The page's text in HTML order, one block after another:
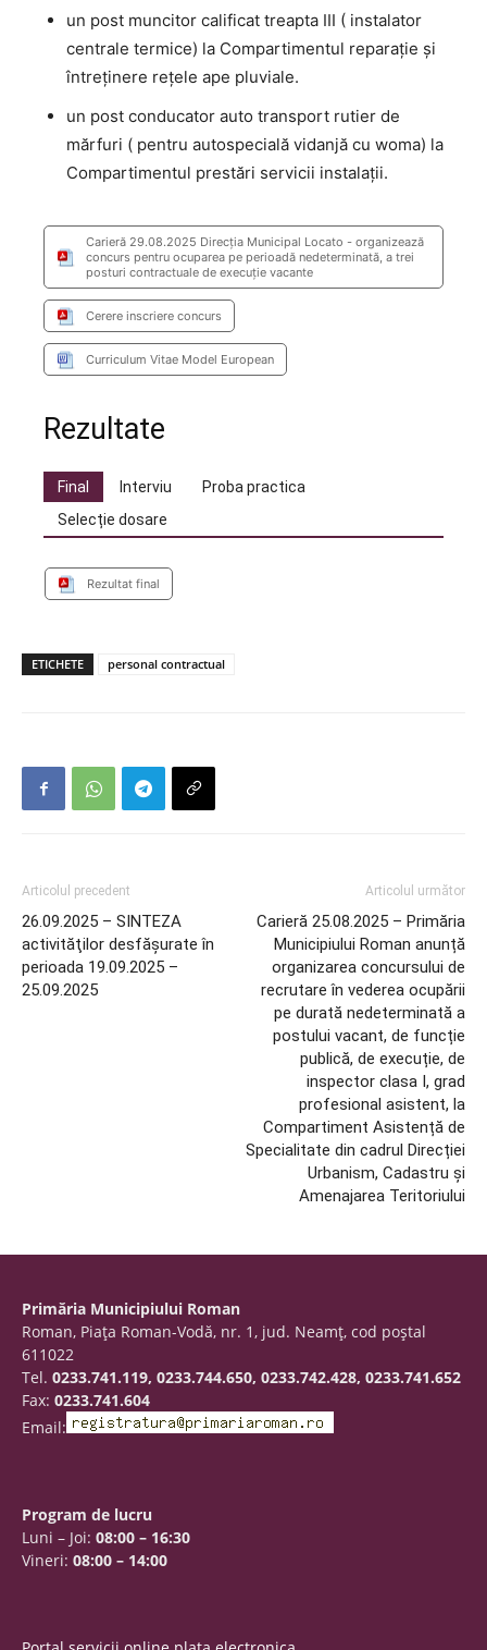
un post muncitor calificat treapta III ( instalator
centrale termice) la Compartimentul reparaţie şi
întreţinere reţele ape pluviale.
un post conducator auto transport rutier de
mărfuri ( pentru autospecială vidanjă cu woma) la
Compartimentul prestări servicii instalaţii.
Carieră 29.08.2025 Direcţia Municipal Locato - organizează
concurs pentru ocuparea pe perioadă nedeterminată, a trei
posturi contractuale de execuţie vacante
Cerere inscriere concurs
Curriculum Vitae Model European
Rezultate
Final Interviu
Proba practica
Selecție dosare
Rezultat final
ETICHETE personal contractual
Articolul precedent
26.09.2025 – SINTEZA
activităţilor desfăşurate în
perioada 19.09.2025 –
25.09.2025
Articolul următor
Carieră 25.08.2025 – Primăria
Municipiului Roman anunță
organizarea concursului de
recrutare în vederea ocupării
pe durată nedeterminată a
postului vacant, de funcție
publică, de execuție, de
inspector clasa I, grad
profesional asistent, la
Compartiment Asistență de
Specialitate din cadrul Direcției
Urbanism, Cadastru și
Amenajarea Teritoriului
Primăria Municipiului Roman
Roman, Piaţa Roman-Vodă, nr. 1, jud. Neamţ, cod poştal
611022
Tel. 0233.741.119, 0233.744.650, 0233.742.428, 0233.741.652
Fax: 0233.741.604
Email:
Program de lucru
Luni – Joi: 08:00 – 16:30
Vineri: 08:00 – 14:00